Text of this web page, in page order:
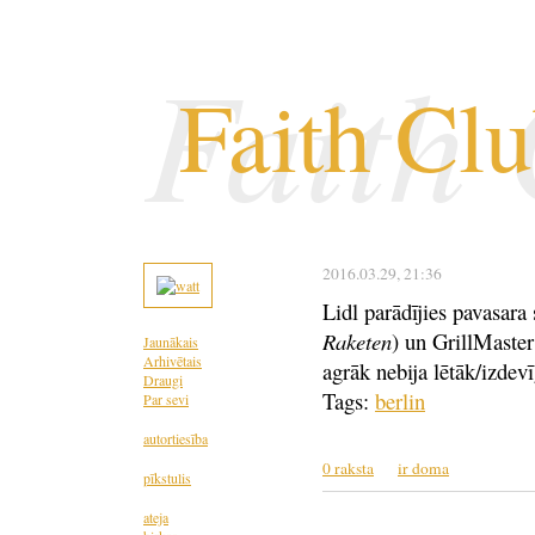
Faith
Faith
Jaunākais
Arhivētais
Draugi
Par sevi
autortiesība
pīkstulis
ateja
2016.03.29, 21:36
Lidl parādījies
Raketen) un
agrāk nebija lētāk/
Tags: berlin
0 raksta ir doma